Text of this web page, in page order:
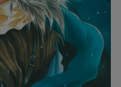
S’inscrire